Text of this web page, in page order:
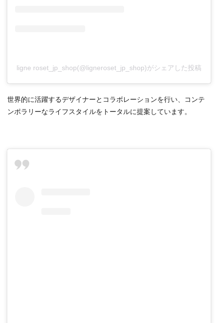
ligne roset_jp_shop(@ligneroset_jp_shop)がシェアした投稿
世界的に活躍するデザイナーとコラボレーションを行い、コンテ
ンポラリーなライフスタイルをトータルに提案しています。